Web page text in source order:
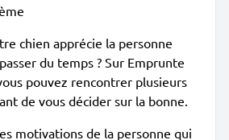
chien apprécie la personne
du temps ? Sur Emprunte
pouvez rencontrer plusieurs
de vous décider sur la bonne.
motivations de la personne qui